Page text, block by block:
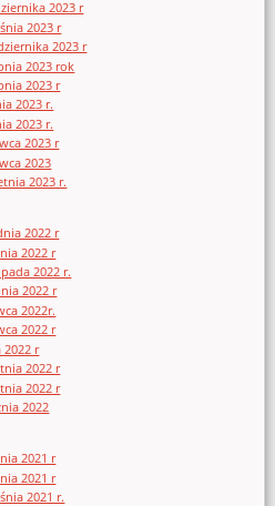
2023 r
2023 r
2023 r
2023 rok
2023 r
2023 r.
2023 r.
2023 r
2023
2023 r.
2022 r
2022 r
2022 r.
2022 r
2022r.
2022 r
2022 r
2022 r
2022 r
2022
2021 r
2021 r
2021 r.